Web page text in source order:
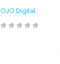
OJO Digital